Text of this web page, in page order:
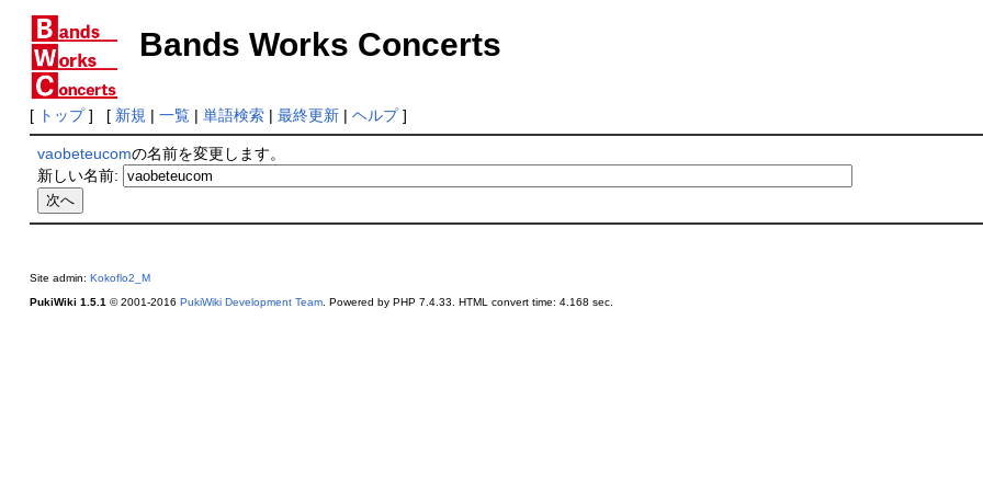
Bands Works Concerts
[ トップ] [ 新規 | 一覧| 単語検索| 最終更新| ヘルプ]
vaobeteucomの名前を変更します。
新しい名前:
Site admin: Kokoflo2_M
PukiWiki 1.5.1 © 2001-2016 PukiWiki Development Team. Powered by PHP 7.4.33. HTML convert time: 4.168 sec.